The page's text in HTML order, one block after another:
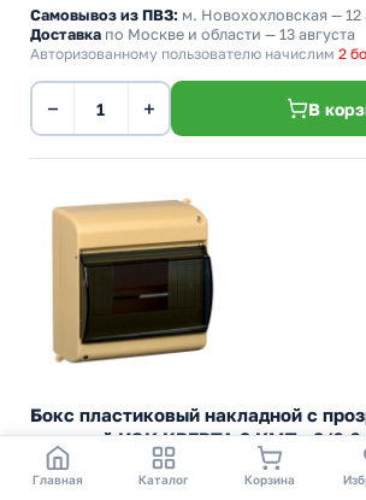
Самовывоз из ПВЗ: м. Новохохловская — 12
Доставка по Москве и области — 13 августа
Авторизованному пользователю начислим 2
− + В
Бокс пластиковый накладной с
крышкой ИЭК KREPTA 3 КМПн 2/6 6
Пластиковый настенный бокс
рейками под автоматы на шесть модулей
Главная Каталог Корзина